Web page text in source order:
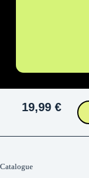
19,99 €
Catalogue